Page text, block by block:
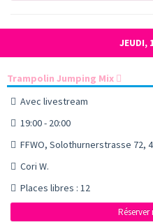
JEUDI,
Trampolin Jumping Mix
Avec livestream
19:00 - 20:00
FFWO, Solothurnerstrasse 72,
Cori W.
Places libres : 12